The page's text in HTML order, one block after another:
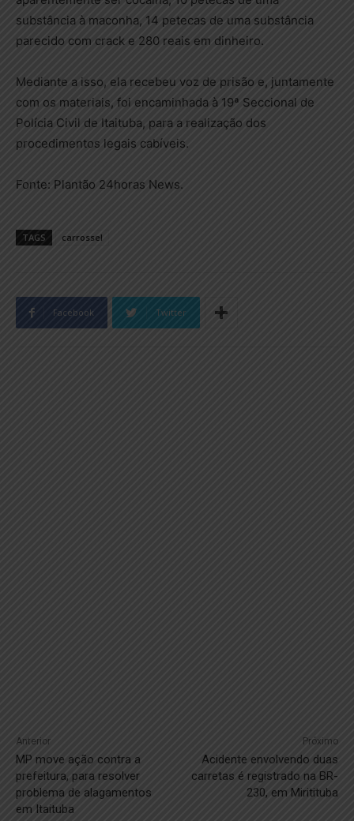
substância à maconha, 14 petecas de uma substância
parecido com crack e 280 reais em dinheiro.
Mediante a isso, ela recebeu voz de prisão e, juntamente
com os materiais, foi encaminhada à 19ª Seccional de
Polícia Civil de Itaituba, para a realização dos
procedimentos legais cabíveis.
Fonte: Plantão 24horas News.
TAGS carrossel
Facebook Twitter
Anterior
MP move ação contra a
prefeitura, para resolver
problema de alagamentos
em Itaituba
Próximo
Acidente envolvendo duas
carretas é registrado na BR-
230, em Miritituba